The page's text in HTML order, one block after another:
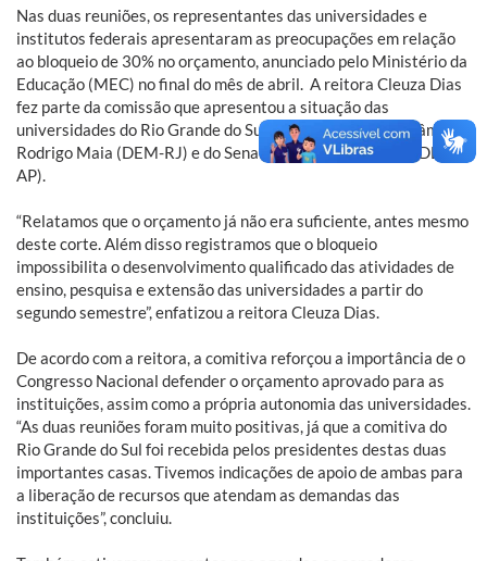
Nas duas reuniões, os representantes das universidades e
institutos federais apresentaram as preocupações em relação
ao bloqueio de 30% no orçamento, anunciado pelo Ministério da
Educação (MEC) no final do mês de abril. A reitora Cleuza Dias
fez parte da comissão que apresentou a situação das
universidades do Rio Grande do Sul aos presidentes da Câmara,
Rodrigo Maia (DEM-RJ) e do Senado, David Alcolumbre (DEM-
AP).
“Relatamos que o orçamento já não era suficiente, antes mesmo
deste corte. Além disso registramos que o bloqueio
impossibilita o desenvolvimento qualificado das atividades de
ensino, pesquisa e extensão das universidades a partir do
segundo semestre”, enfatizou a reitora Cleuza Dias.
De acordo com a reitora, a comitiva reforçou a importância de o
Congresso Nacional defender o orçamento aprovado para as
instituições, assim como a própria autonomia das universidades.
“As duas reuniões foram muito positivas, já que a comitiva do
Rio Grande do Sul foi recebida pelos presidentes destas duas
importantes casas. Tivemos indicações de apoio de ambas para
a liberação de recursos que atendam as demandas das
instituições”, concluiu.